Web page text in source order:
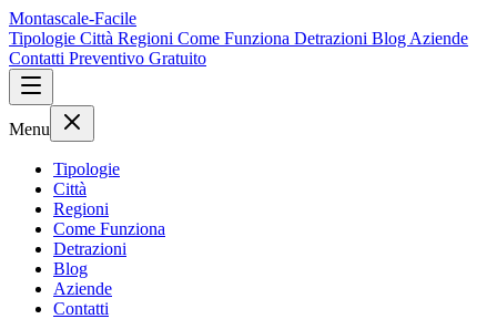
Montascale-Facile
Tipologie Città Regioni Come Funziona Detrazioni Blog Aziende
Contatti Preventivo Gratuito
Menu
Tipologie
Città
Regioni
Come Funziona
Detrazioni
Blog
Aziende
Contatti